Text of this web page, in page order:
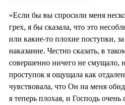
«Если бы вы спросили меня
грех, я бы сказала, что это
или какие-то плохие поступки,
наказание. Честно сказать, в
совершенно ничего не смущало,
проступок я ощущала как
чувствовала, что Он на меня
я теперь плохая, и Господь очень